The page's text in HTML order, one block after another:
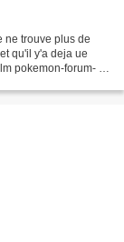
ne trouve plus de
qu'il y'a deja ue
pokemon-forum- la